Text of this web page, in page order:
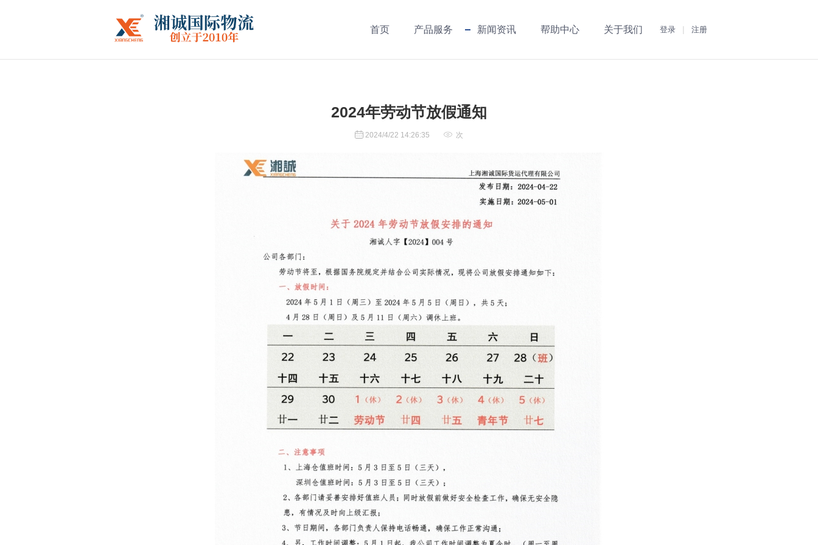
登录 | 注册
首页 产品服务 新闻资讯 帮助中心 关于我们
2024年劳动节放假通知
2024/4/22 14:26:35 次